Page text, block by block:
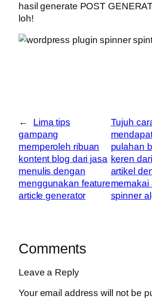
hasil generate POST
loh!
←
Lima tips
gampang
memperoleh ribuan
kontent blog dari jasa
menulis dengan
menggunakan feature
article generator
Tujuh
pulahan
keren
artikel
memakai
spinner
Comments
Leave a Reply
Your email address will not be